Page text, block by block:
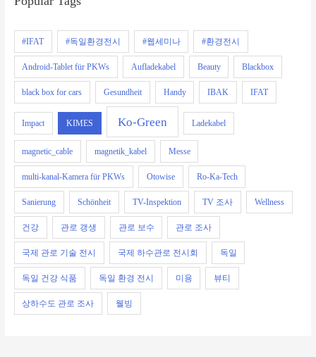
#IFAT #독일환경전시 #웹세미나 #환경전시
Android-Tablet für PKWs Aufladekabel Beauty Blackbox
black box for cars Gesundheit Handy IBAK IFAT
Impact KIMES Ko-Green Ladekabel
magnetic_cable magnetik_kabel Messe
multi-kanal-Kamera für PKWs Otowise Ro-Ka-Tech
Sanierung Schönheit TV-Inspektion TV 조사 Wellness
건강 관로 갱생 관로 보수 관로 조사
국제 관로 기술 전시 국제 하수관로 전시회 독일
독일 건강 식품 독일 환경 전시 미용 뷰티
상하수도 관로 조사 웰빙